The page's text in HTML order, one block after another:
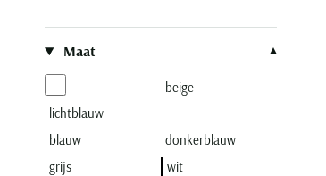
Maat
lichtblauw
beige
blauw
donkerblauw
grijs
wit